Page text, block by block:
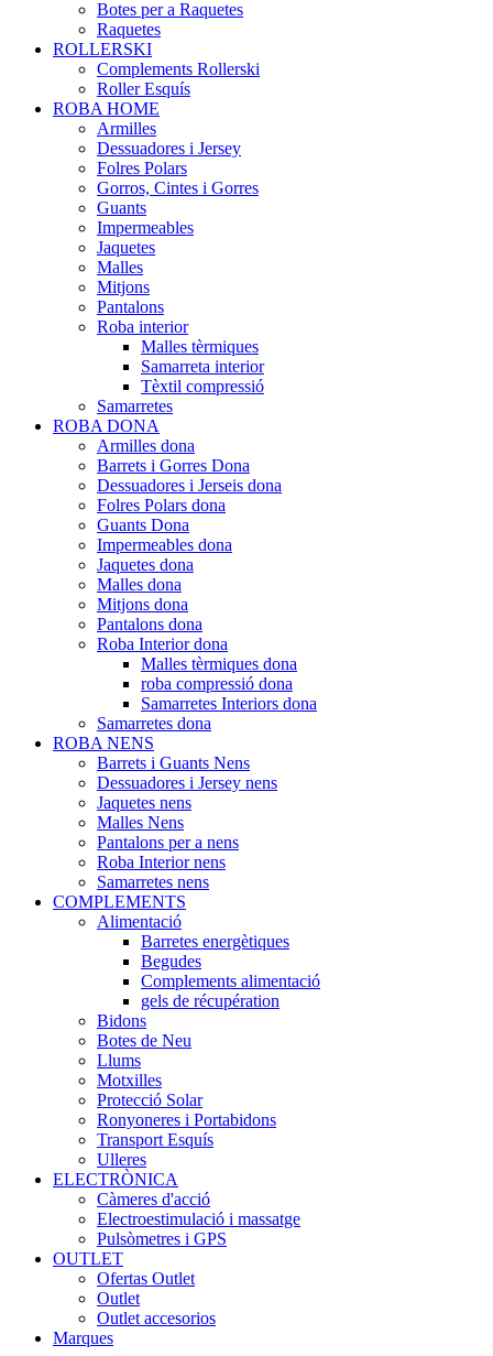
Botes per a Raquetes
Raquetes
ROLLERSKI
Complements Rollerski
Roller Esquís
ROBA HOME
Armilles
Dessuadores i Jersey
Folres Polars
Gorros, Cintes i Gorres
Guants
Impermeables
Jaquetes
Malles
Mitjons
Pantalons
Roba interior
Malles tèrmiques
Samarreta interior
Tèxtil compressió
Samarretes
ROBA DONA
Armilles dona
Barrets i Gorres Dona
Dessuadores i Jerseis dona
Folres Polars dona
Guants Dona
Impermeables dona
Jaquetes dona
Malles dona
Mitjons dona
Pantalons dona
Roba Interior dona
Malles tèrmiques dona
roba compressió dona
Samarretes Interiors dona
Samarretes dona
ROBA NENS
Barrets i Guants Nens
Dessuadores i Jersey nens
Jaquetes nens
Malles Nens
Pantalons per a nens
Roba Interior nens
Samarretes nens
COMPLEMENTS
Alimentació
Barretes energètiques
Begudes
Complements alimentació
gels de récupération
Bidons
Botes de Neu
Llums
Motxilles
Protecció Solar
Ronyoneres i Portabidons
Transport Esquís
Ulleres
ELECTRÒNICA
Càmeres d'acció
Electroestimulació i massatge
Pulsòmetres i GPS
OUTLET
Ofertas Outlet
Outlet
Outlet accesorios
Marques